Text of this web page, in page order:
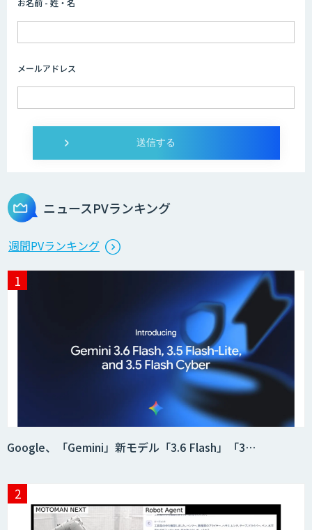
お名前 - 姓・名
メールアドレス
ニュースPVランキング
週間PVランキング
Google、「Gemini」新モデル「3.6 Flash」「3…